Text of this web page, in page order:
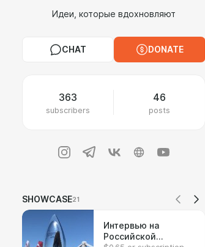
Идеи, которые вдохновляют
CHAT DONATE
363
subscribers
46
posts
SHOWCASE21
Интервью на
Российской